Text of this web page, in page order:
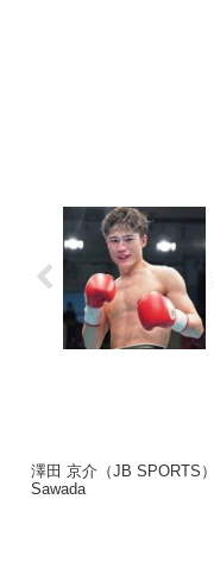
澤田 京介（JB SPORTS） Kyosuke
Sawada